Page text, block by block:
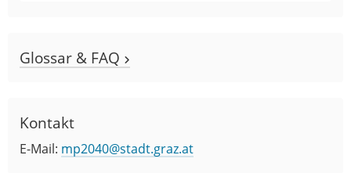
Glossar & FAQ
Kontakt
E-Mail: mp2040@stadt.graz.at